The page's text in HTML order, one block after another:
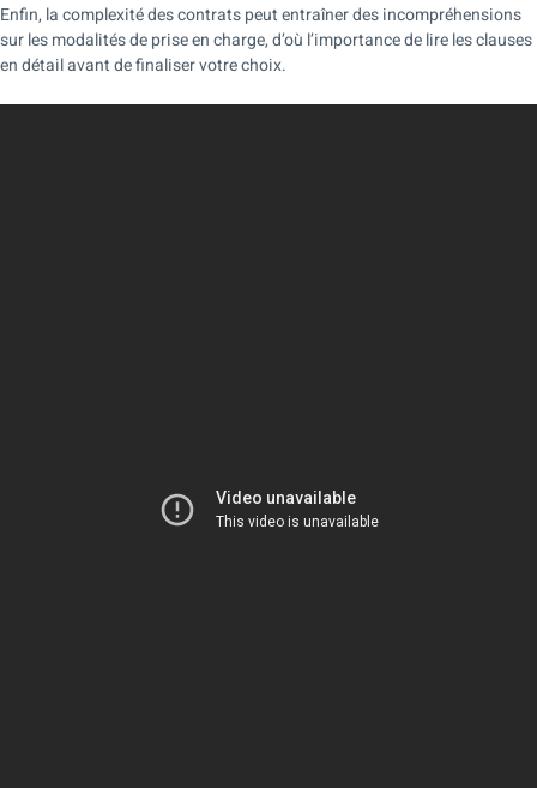
Enfin, la complexité des contrats peut entraîner des incompréhensions
sur les modalités de prise en charge, d’où l’importance de lire les clauses
en détail avant de finaliser votre choix.